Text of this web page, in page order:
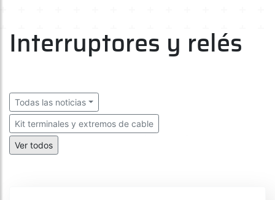
Interruptores y relés
Todas las noticias
Kit terminales y extremos de cable
Terminales y extremos de cable
Ver todos